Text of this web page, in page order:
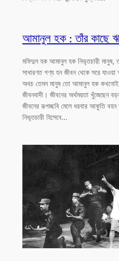
আমানুল হক : তাঁর কাছে
মফিদুল হক আমানুল হক নিভৃতচারী মানুষ,
সাধারণত গণ্য হন জীবন থেকে সরে যাওয়া
অথচ তেমন মানুষ তো আমানুল হক কখনোই
জীবনবাদী। জীবনের অর্থময়তা খুঁজেছেন
জীবনের রূপচ্ছবি মেলে ধরবার আকুতি বহন
নিভৃতচারী হিসেবে…